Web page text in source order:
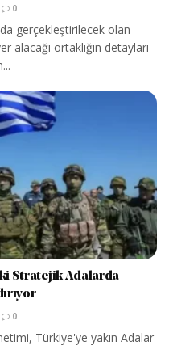
0
gerçekleştirilecek olan
alacağı ortaklığın detayları
Stratejik Adalarda
0
Türkiye'ye yakın Adalar